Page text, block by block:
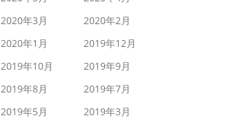
2020年3月
2020年2月
2020年1月
2019年12月
2019年10月
2019年9月
2019年8月
2019年7月
2019年5月
2019年3月